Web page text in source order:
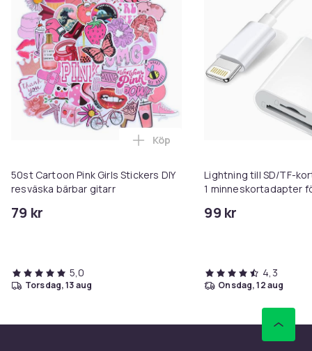
50st Cartoon Pink Girls Stickers DIY
resväska bärbar gitarr
79 kr
Lägg till 50st Cartoon Pink
Köp
5,0
torsdag, 13 aug
Lightning till SD/TF-
1 minneskortadapter
99 kr
4,3
onsdag, 12 aug